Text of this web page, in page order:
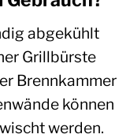
abgekühlt
Grillbürste
Brennkammer
können
werden.